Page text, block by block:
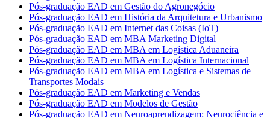
Pós-graduação EAD em Gestão do Agronegócio
Pós-graduação EAD em História da Arquitetura e Urbanismo
Pós-graduação EAD em Internet das Coisas (IoT)
Pós-graduação EAD em MBA Marketing Digital
Pós-graduação EAD em MBA em Logística Aduaneira
Pós-graduação EAD em MBA em Logística Internacional
Pós-graduação EAD em MBA em Logística e Sistemas de
Transportes Modais
Pós-graduação EAD em Marketing e Vendas
Pós-graduação EAD em Modelos de Gestão
Pós-graduação EAD em Neuroaprendizagem: Neurociência e